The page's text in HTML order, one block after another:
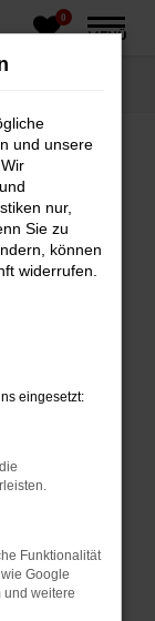
0
MENÜ
deine
und unsere
nur,
Sie zu
können
widerrufen.
eingesetzt:
Funktionalität
Google
und weitere